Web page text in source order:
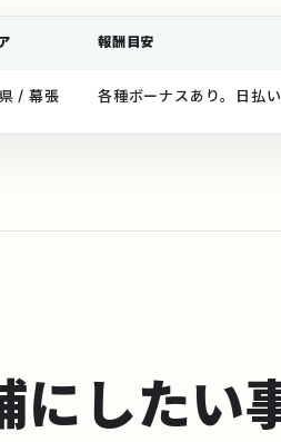
報酬目安
/ 幕張 各種ボーナスあり。日払
にしたい